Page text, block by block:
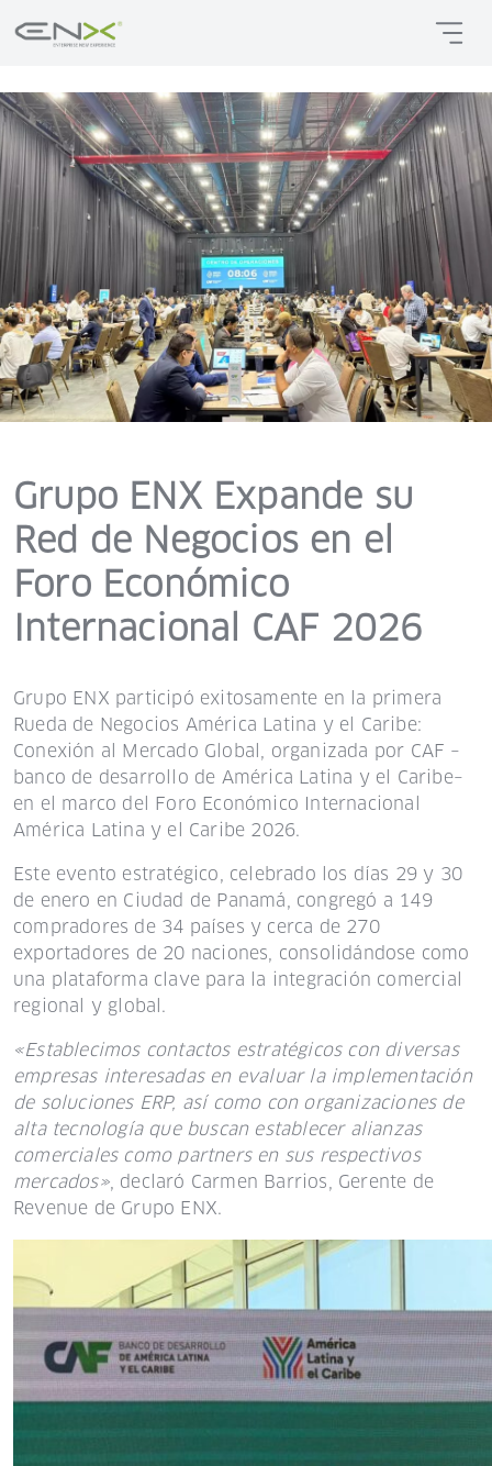
Grupo ENX Expande su
Red de Negocios en el
Foro Económico
Internacional CAF 2026
Grupo ENX participó exitosamente en la primera
Rueda de Negocios América Latina y el Caribe:
Conexión al Mercado Global, organizada por CAF –
banco de desarrollo de América Latina y el Caribe–
en el marco del Foro Económico Internacional
América Latina y el Caribe 2026.
Este evento estratégico, celebrado los días 29 y 30
de enero en Ciudad de Panamá, congregó a 149
compradores de 34 países y cerca de 270
exportadores de 20 naciones, consolidándose como
una plataforma clave para la integración comercial
regional y global.
«Establecimos contactos estratégicos con diversas
empresas interesadas en evaluar la implementación
de soluciones ERP, así como con organizaciones de
alta tecnología que buscan establecer alianzas
comerciales como partners en sus respectivos
mercados», declaró Carmen Barrios, Gerente de
Revenue de Grupo ENX.